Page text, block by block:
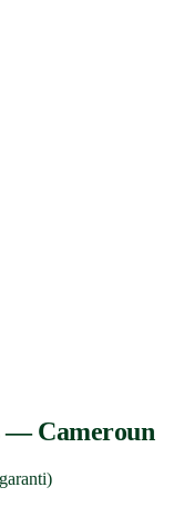
—Cameroun